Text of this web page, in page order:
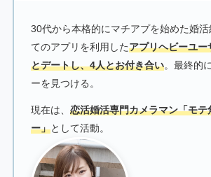
30代から本格的にマチアプを始めた婚
てのアプリを利用したアプリヘビーユー
とデートし、4人とお付き合い。最終的
ーを見つける。
現在は、 恋活婚活専門カメラマン「モテ
ー」として活動。